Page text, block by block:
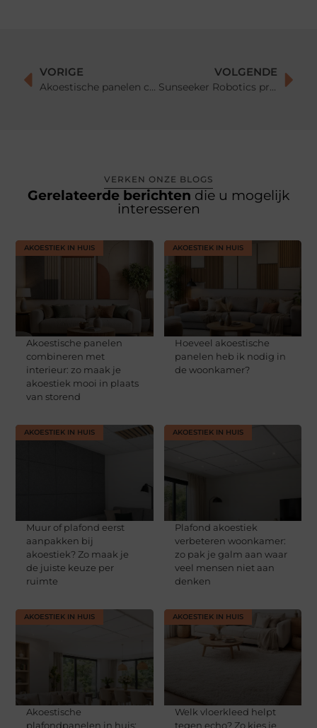
VORIGE
Akoestische panelen combineren met interieur: zo maak je akoestiek mooi in plaats van storend
VOLGENDE
Sunseeker Robotics presenteert X Gen 2-serie in Brussel en brengt harmonie in de tuin tot leven
VERKEN ONZE BLOGS
Gerelateerde berichten die u mogelijk
interesseren
AKOESTIEK IN HUIS
Akoestische panelen
combineren met
interieur: zo maak je
akoestiek mooi in plaats
van storend
AKOESTIEK IN HUIS
Hoeveel akoestische
panelen heb ik nodig in
de woonkamer?
AKOESTIEK IN HUIS
Muur of plafond eerst
aanpakken bij
akoestiek? Zo maak je
de juiste keuze per
ruimte
AKOESTIEK IN HUIS
Plafond akoestiek
verbeteren woonkamer:
zo pak je galm aan waar
veel mensen niet aan
denken
AKOESTIEK IN HUIS
Akoestische
plafondpanelen in huis:
AKOESTIEK IN HUIS
Welk vloerkleed helpt
tegen echo? Zo kies je